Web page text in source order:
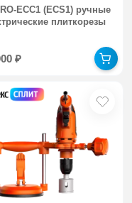
ЕСС1 (ECS1) ручные
плиткорезы
₽